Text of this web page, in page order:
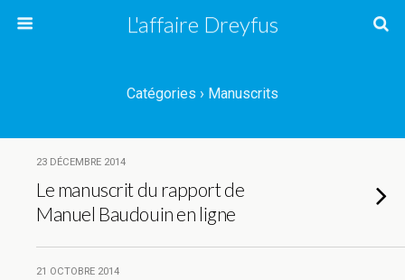
L'affaire Dreyfus
Catégories › Manuscrits
23 DÉCEMBRE 2014
Le manuscrit du rapport de
Manuel Baudouin en ligne
21 OCTOBRE 2014